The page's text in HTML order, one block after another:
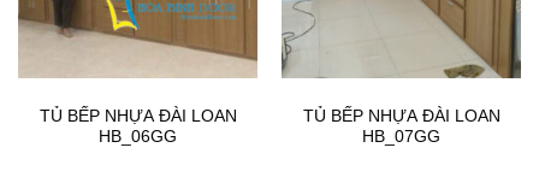
TỦ BẾP NHỰA ĐÀI LOAN
HB_06GG
TỦ BẾP NHỰA ĐÀI LOAN
HB_07GG